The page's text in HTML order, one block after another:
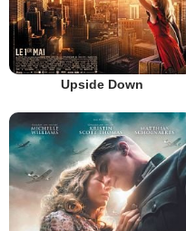
Upside Down